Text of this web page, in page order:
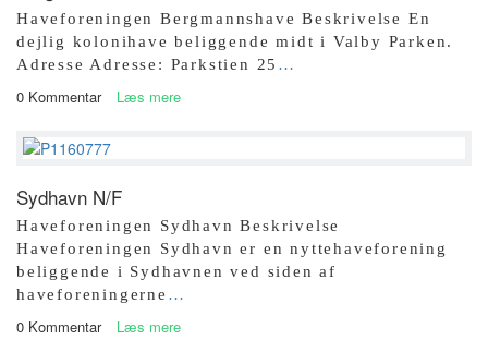
Haveforeningen Bergmannshave Beskrivelse En
dejlig kolonihave beliggende midt i Valby Parken.
Adresse Adresse: Parkstien 25 …
0 Kommentar Læs mere
Sydhavn N/F
Haveforeningen Sydhavn Beskrivelse
Haveforeningen Sydhavn er en nyttehaveforening
beliggende i Sydhavnen ved siden af
haveforeningerne …
0 Kommentar Læs mere